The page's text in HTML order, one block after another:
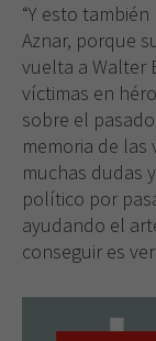
“Y esto
Aznar, porque
vuelta a Walter
víctimas en
sobre el
memoria de las
muchas dudas
político por
ayudando el
conseguir es